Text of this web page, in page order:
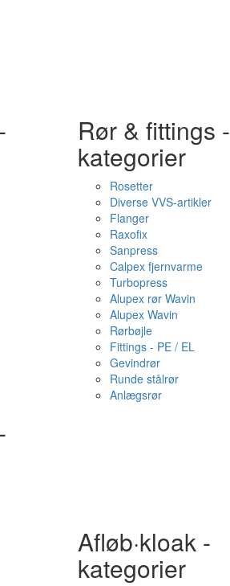
Rør & fittings -
kategorier
Rosetter
Diverse VVS-artikler
Flanger
Raxofix
Sanpress
Calpex fjernvarme
Turbopress
Alupex rør Wavin
Alupex Wavin
Rørbøjle
Fittings - PE / EL
Gevindrør
Runde stålrør
Anlægsrør
Afløb·kloak -
kategorier